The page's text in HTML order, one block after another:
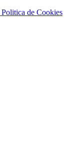
Politica de Cookies